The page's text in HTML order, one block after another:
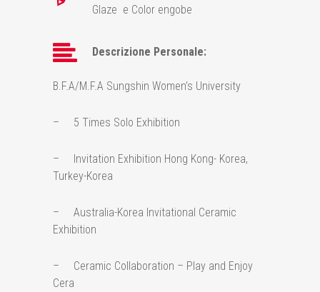
Glaze e Color engobe
Descrizione Personale:
B.F.A/M.F.A Sungshin Women’s University
– 5 Times Solo Exhibition
– Invitation Exhibition Hong Kong- Korea,
Turkey-Korea
– Australia-Korea Invitational Ceramic
Exhibition
– Ceramic Collaboration – Play and Enjoy
Cera